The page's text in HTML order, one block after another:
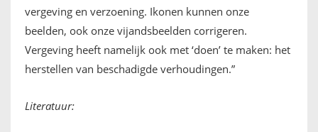
vergeving en verzoening. Ikonen kunnen onze
beelden, ook onze vijandsbeelden corrigeren.
Vergeving heeft namelijk ook met ‘doen’ te maken: het
herstellen van beschadigde verhoudingen.”
Literatuur: